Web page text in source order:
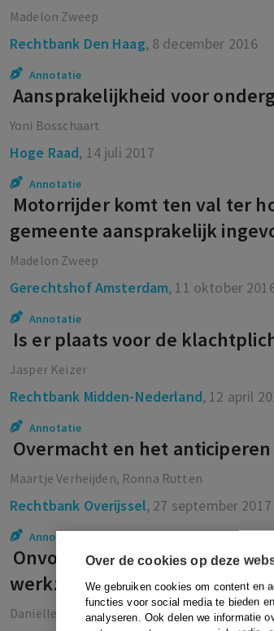
Over de cookies op deze
We gebruiken cookies om content en
functies voor social media te bieden
analyseren. Ook delen we informatie
Madelon Zweep
Rechtbank Den Haag, 8 december 2016
Annotatie
Aansprakelijkheid voor
Yoni Bosschaart
Hoge Raad, 14 juli 2017
Annotatie
Motorrijder komt ten val ter
gemeente aansprakelijk
Madelon Zweep
Gerechtshof Amsterdam, 11 oktober
Annotatie
Is er plaats voor de
Jasper Keizer
Rechtbank Midden-Nederland, 12 april
Annotatie
Overmacht en het
Maartje Verheijden, Ronna Rutten
Rechtbank Overijssel, 27 september 2017
Annotatie
Onvoldoende bewijs dat
werkzaamheden.
Daniëlle van Gastel